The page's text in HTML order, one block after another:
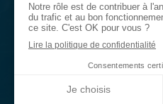
©2020 Doffer